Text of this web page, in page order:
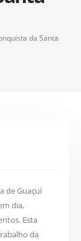
da Santa
de Guaçuí
dia,
Esta
da